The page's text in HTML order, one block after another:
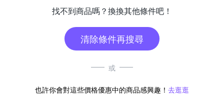
找不到商品嗎？換換其他條件吧！
清除條件再搜尋
或
也許你會對這些價格優惠中的商品感興趣！ 去逛逛